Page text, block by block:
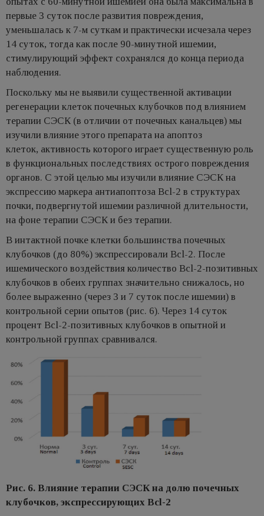
первые 3 суток после развития повреждения,
уменьшалась к 7-м суткам и практически исчезала через
14 суток, тогда как после 90-минутной ишемии,
стимулирующий эффект сохранялся до конца периода
наблюдения.
Поскольку мы не выявили существенной активации
регенерации клеток почечных клубочков под влиянием
терапии СЭСК (в отличии от почечных канальцев) мы
изучили влияние этого препарата на апоптоз
клеток, активность которого играет существенную роль
в функциональных последствиях острого повреждения
органов. С этой целью мы изучили влияние СЭСК на
экспрессию маркера антиапоптоза Bcl-2 в структурах
почки, подвергнутой ишемии различной длительности,
на фоне терапии СЭСК и без терапии.
В интактной почке клетки большинства почечных
клубочков (до 80%) экспрессировали Bcl-2. После
ишемического воздействия количество Bcl-2-позитивных
клубочков в обеих группах значительно снижалось, но
более выраженно (через 3 и 7 суток после ишемии) в
контрольной серии опытов (рис. 6). Через 14 суток
процент Bcl-2-позитивных клубочков в опытной и
контрольной группах сравнивался.
Рис. 6. Влияние терапии СЭСК на долю почечных
клубочков, экспрессирующих Bcl-2